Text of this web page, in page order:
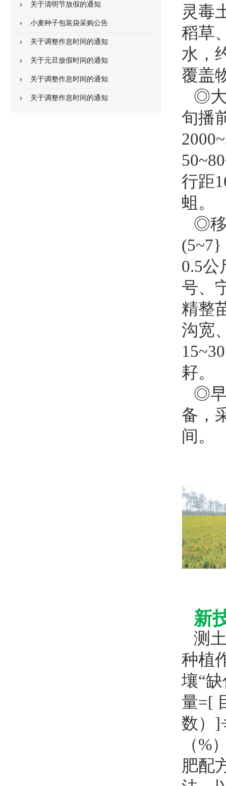
关于清明节放假的通知
小麦种子包装袋采购公告
关于调整作息时间的通知
关于元旦放假时间的通知
关于调整作息时间的通知
关于调整作息时间的通知
灵毒
稻草
水，
覆盖
◎大
旬播
行距
蛆。
◎移
(5~7}
0.5公
号、
精整
沟宽
耔。
◎早
备，
间。
新
测
种植
壤“缺
量=[
数）]
（%
肥配